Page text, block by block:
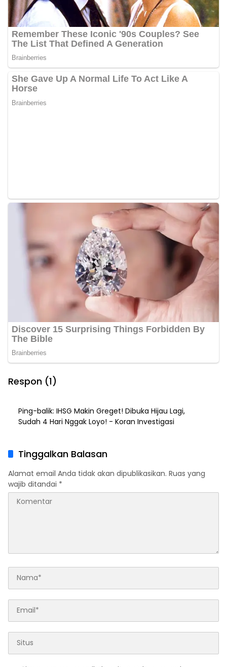
Respon (1)
Ping-balik: IHSG Makin Greget! Dibuka Hijau Lagi,
Sudah 4 Hari Nggak Loyo! - Koran Investigasi
Tinggalkan Balasan
Alamat email Anda tidak akan dipublikasikan. Ruas yang
wajib ditandai *